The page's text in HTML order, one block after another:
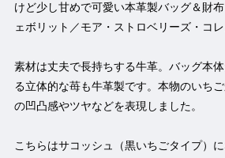
けど少し甘めで可愛い本革製バッグ＆財
ェボリット／モア・ストロベリーズ・コレ
素材は丈夫で長持ちする牛革。バッグ本
る立体的な苺も牛革製です。本物のいち
の凹凸感やツヤなどを表現しました。
こちらはサコッシュ（黒いちごタイプ）